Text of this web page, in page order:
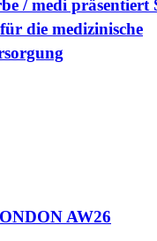
/ medi präsentiert
die medizinische
AW26